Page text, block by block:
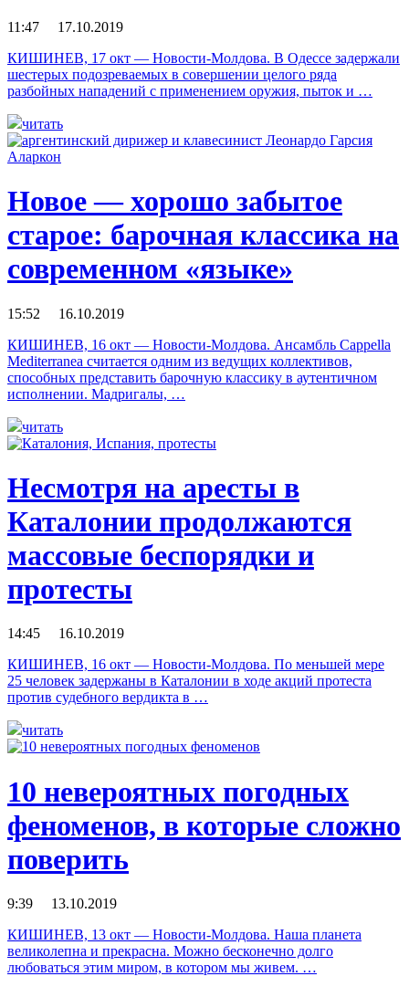
11:47 17.10.2019
КИШИНЕВ, 17 окт — Новости-Молдова. В Одессе задержали
шестерых подозреваемых в совершении целого ряда
разбойных нападений с применением оружия, пыток и …
читать
Новое — хорошо забытое
старое: барочная классика на
современном «языке»
15:52 16.10.2019
КИШИНЕВ, 16 окт — Новости-Молдова. Ансамбль Cappella
Mediterranea считается одним из ведущих коллективов,
способных представить барочную классику в аутентичном
исполнении. Мадригалы, …
читать
Несмотря на аресты в
Каталонии продолжаются
массовые беспорядки и
протесты
14:45 16.10.2019
КИШИНЕВ, 16 окт — Новости-Молдова. По меньшей мере
25 человек задержаны в Каталонии в ходе акций протеста
против судебного вердикта в …
читать
10 невероятных погодных
феноменов, в которые сложно
поверить
9:39 13.10.2019
КИШИНЕВ, 13 окт — Новости-Молдова. Наша планета
великолепна и прекрасна. Можно бесконечно долго
любоваться этим миром, в котором мы живем. …